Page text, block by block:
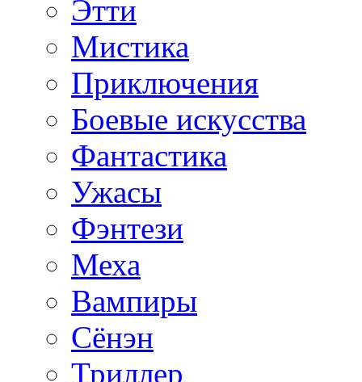
Этти
Мистика
Приключения
Боевые искусства
Фантастика
Ужасы
Фэнтези
Меха
Вампиры
Сёнэн
Триллер